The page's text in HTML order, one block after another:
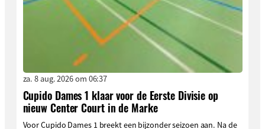
za. 8 aug. 2026 om 06:37
Cupido Dames 1 klaar voor de Eerste Divisie op
nieuw Center Court in de Marke
Voor Cupido Dames 1 breekt een bijzonder seizoen aan. Na de